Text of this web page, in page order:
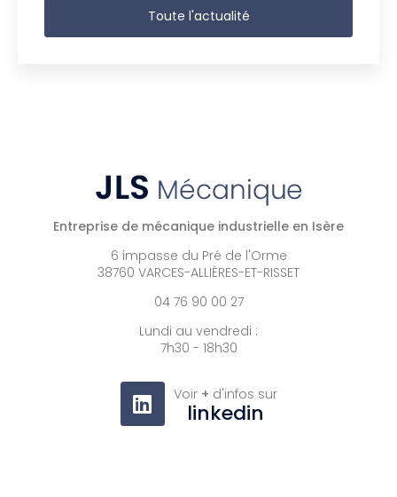
Toute l'actualité
Entreprise de mécanique industrielle en Isère
6 impasse du Pré de l'Orme
38760 VARCES-ALLIÈRES-ET-RISSET
04 76 90 00 27
Lundi au vendredi :
7h30 - 18h30
Voir + d'infos sur
linkedin